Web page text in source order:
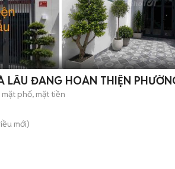
LẦU ĐANG HOÀN THIỆN
mặt phố, mặt tiền
mới)